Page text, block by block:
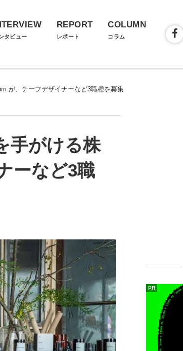
タビュー
REPORT
レポート
COLUMN
コラム
が、チーフデザイナーなど3職種を募集
手がける株
ーなど3職
PR